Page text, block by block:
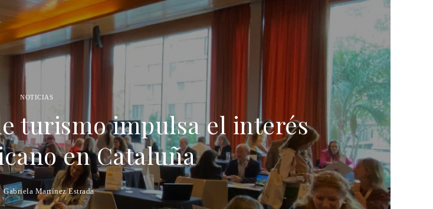
NOTICIAS
turismo impulsa el interés
en Cataluña
Gabriela Martínez Estrada